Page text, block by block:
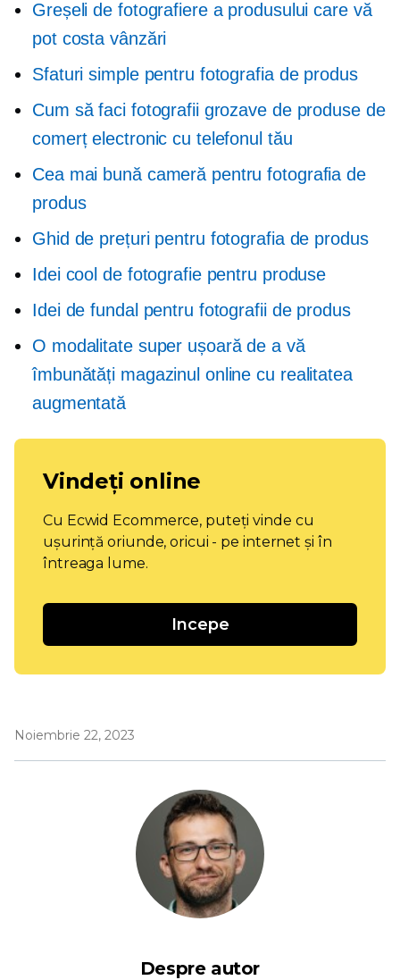
Greșeli de fotografiere a produsului care vă
pot costa vânzări
Sfaturi simple pentru fotografia de produs
Cum să faci fotografii grozave de produse de
comerț electronic cu telefonul tău
Cea mai bună cameră pentru fotografia de
produs
Ghid de prețuri pentru fotografia de produs
Idei cool de fotografie pentru produse
Idei de fundal pentru fotografii de produs
O modalitate super ușoară de a vă
îmbunătăți magazinul online cu realitatea
augmentată
Vindeți online
Cu Ecwid Ecommerce, puteți vinde cu
ușurință oriunde, oricui - pe internet și în
întreaga lume.
Incepe
Noiembrie 22, 2023
Despre autor